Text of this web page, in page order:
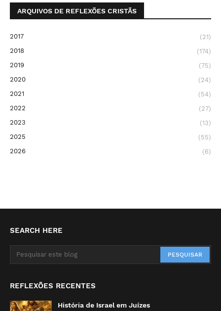
ARQUIVOS DE REFLEXÕES CRISTÃS
2017
(21)
2018
(174)
2019
(75)
2020
(24)
2021
(54)
2022
(27)
2023
(13)
2025
(55)
2026
(6)
SEARCH HERE
REFLEXÕES RECENTES
História de Israel em Juízes